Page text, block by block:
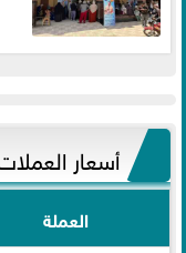
أسعار
العملة